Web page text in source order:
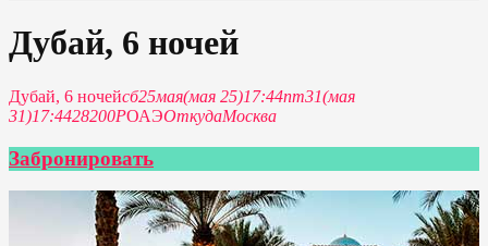
Telegram
Дубай, 6 ночей
Дубай, 6 ночейсб25мая(мая 25)17:44пт31(мая
31)17:4428200РОАЭОткудаМосква
Забронировать